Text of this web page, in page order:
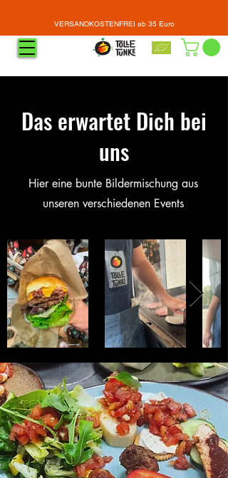
VERSANDKOSTENFREI ab 35 Euro
Das erwartet Dich bei
uns
Hier eine bunte Bildermischung aus
unseren verschiedenen Events